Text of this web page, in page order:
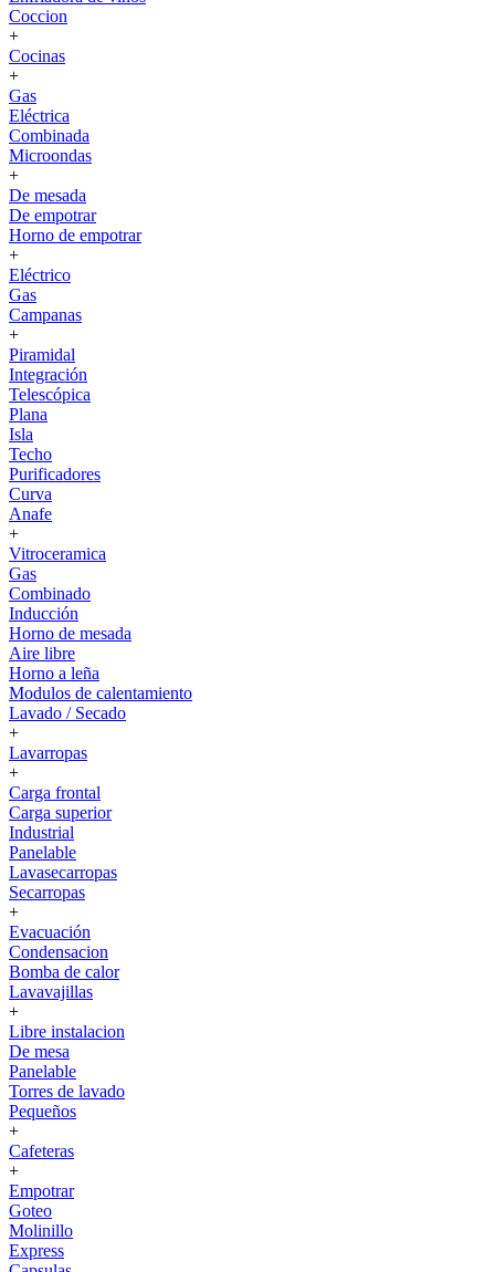
Coccion
+
Cocinas
+
Gas
Eléctrica
Combinada
Microondas
+
De mesada
De empotrar
Horno de empotrar
+
Eléctrico
Gas
Campanas
+
Piramidal
Integración
Telescópica
Plana
Isla
Techo
Purificadores
Curva
Anafe
+
Vitroceramica
Gas
Combinado
Inducción
Horno de mesada
Aire libre
Horno a leña
Modulos de calentamiento
Lavado / Secado
+
Lavarropas
+
Carga frontal
Carga superior
Industrial
Panelable
Lavasecarropas
Secarropas
+
Evacuación
Condensacion
Bomba de calor
Lavavajillas
+
Libre instalacion
De mesa
Panelable
Torres de lavado
Pequeños
+
Cafeteras
+
Empotrar
Goteo
Molinillo
Express